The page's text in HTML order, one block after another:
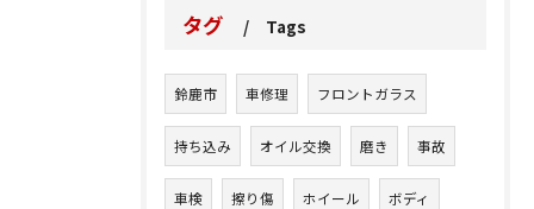
タグ Tags
鈴鹿市 車修理 フロントガラス
持ち込み オイル交換 磨き 事故
車検 擦り傷 ホイール ボディ